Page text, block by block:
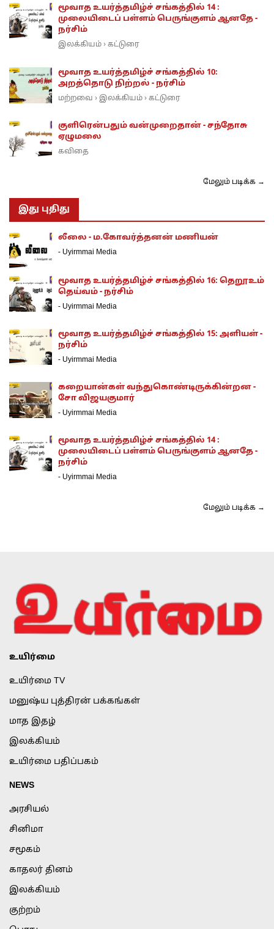
மூவாத உயர்த்தமிழ்ச் சங்கத்தில் 14 :
முலையிடைப் பள்ளம் பெருங்குளம் ஆனதே -
நர்சிம்
இலக்கியம் › கட்டுரை
மூவாத உயர்த்தமிழ்ச் சங்கத்தில் 10:
அறத்தொடு நிற்றல் - நர்சிம்
மற்றவை › இலக்கியம் › கட்டுரை
குளிரென்பதும் வன்முறைதான் - சந்தோசு
ஏழுமலை
கவிதை
மேலும் படிக்க →
இது புதிது
லீலை - ம.கோவர்த்தனன் மணியன்
- Uyirmmai Media
மூவாத உயர்த்தமிழ்ச் சங்கத்தில் 16: தெறூஉம்
தெய்வம் - நர்சிம்
- Uyirmmai Media
மூவாத உயர்த்தமிழ்ச் சங்கத்தில் 15: அளியள் -
நர்சிம்
- Uyirmmai Media
கறையான்கள் வந்துகொண்டிருக்கின்றன -
சோ விஜயகுமார்
- Uyirmmai Media
மூவாத உயர்த்தமிழ்ச் சங்கத்தில் 14 :
முலையிடைப் பள்ளம் பெருங்குளம் ஆனதே -
நர்சிம்
- Uyirmmai Media
மேலும் படிக்க →
உயிர்மை
உயிர்மை TV
மனுஷ்ய புத்திரன் பக்கங்கள்
மாத இதழ்
இலக்கியம்
உயிர்மை பதிப்பகம்
NEWS
அரசியல்
சினிமா
சமூகம்
காதலர் தினம்
இலக்கியம்
குற்றம்